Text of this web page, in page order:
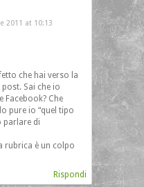
2011 at 10:13
che hai verso la
Sai che io
Facebook? Che
pure io “quel tipo
parlare di
rubrica è un colpo
Rispondi